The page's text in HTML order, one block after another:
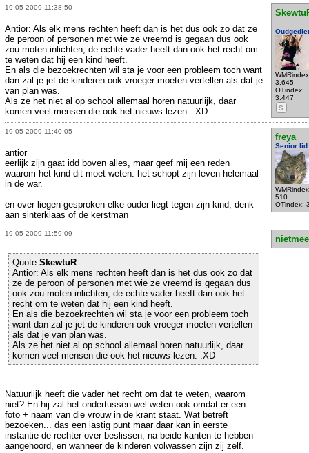
19-05-2009 11:38:50
3.645
OTindex:
3.447
S
Antior: Als elk mens rechten heeft dan is het dus ook zo dat ze
de peroon of personen met wie ze vreemd is gegaan dus ook
zou moten inlichten, de echte vader heeft dan ook het recht om
te weten dat hij een kind heeft.
En als die bezoekrechten wil sta je voor een probleem toch want
dan zal je jet de kinderen ook vroeger moeten vertellen als dat je
van plan was.
Als ze het niet al op school allemaal horen natuurlijk, daar
komen veel mensen die ook het nieuws lezen. :XD
19-05-2009 11:40:05
freya
Senior lid
510
OTindex:
antior
eerlijk zijn gaat idd boven alles, maar geef mij een reden
waarom het kind dit moet weten. het schopt zijn leven helemaal
in de war.
en over liegen gesproken elke ouder liegt tegen zijn kind, denk
aan sinterklaas of de kerstman
19-05-2009 11:59:09
Quote SkewtuR:
Antior: Als elk mens rechten heeft dan is het dus ook zo dat
ze de peroon of personen met wie ze vreemd is gegaan dus
ook zou moten inlichten, de echte vader heeft dan ook het
recht om te weten dat hij een kind heeft.
En als die bezoekrechten wil sta je voor een probleem toch
want dan zal je jet de kinderen ook vroeger moeten vertellen
als dat je van plan was.
Als ze het niet al op school allemaal horen natuurlijk, daar
komen veel mensen die ook het nieuws lezen. :XD
Natuurlijk heeft die vader het recht om dat te weten, waarom
niet? En hij zal het ondertussen wel weten ook omdat er een
foto + naam van die vrouw in de krant staat. Wat betreft
bezoeken... das een lastig punt maar daar kan in eerste
instantie de rechter over beslissen, na beide kanten te hebben
aangehoord, en wanneer de kinderen volwassen zijn zij zelf.